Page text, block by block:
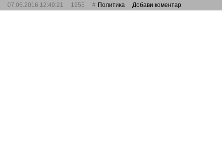
07.06.2016 12:49:21 1955 Политика Добави коментар